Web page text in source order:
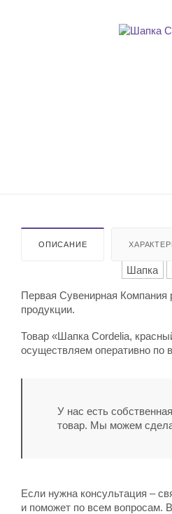
ОПИСАНИЕ
Первая Сувенирная Компания
продукции.
Товар «Шапка Cordelia,
осуществляем оперативно по
У нас есть
товар. Мы можем
Если нужна консультация –
и поможет по всем вопросам.